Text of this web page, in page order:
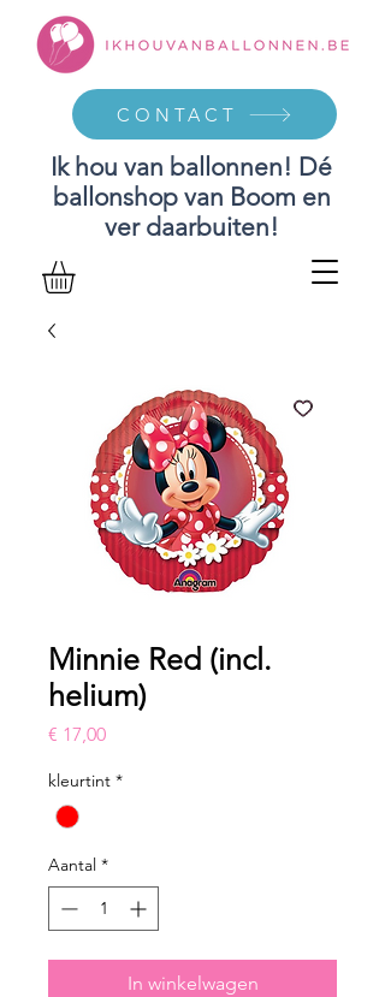
Ik hou van ballonnen! Dé
ballonshop van Boom en
ver daarbuiten!
CONTACT
Minnie Red (incl.
helium)
€ 17,00Prijs
kleurtint *
Aantal *
In winkelwagen